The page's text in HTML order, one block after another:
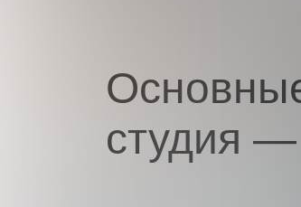
студия